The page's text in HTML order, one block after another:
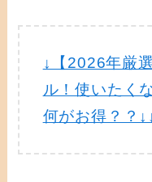
↓【2026年厳
ル！使いたく
何がお得？？